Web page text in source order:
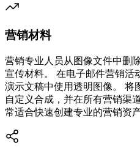
营销材料
营销专业人员从图像文件中删
宣传材料。 在电子邮件营销活
演示文稿中使用透明图像。 将
自定义合成，并在所有营销渠
常适合快速创建专业的营销资产